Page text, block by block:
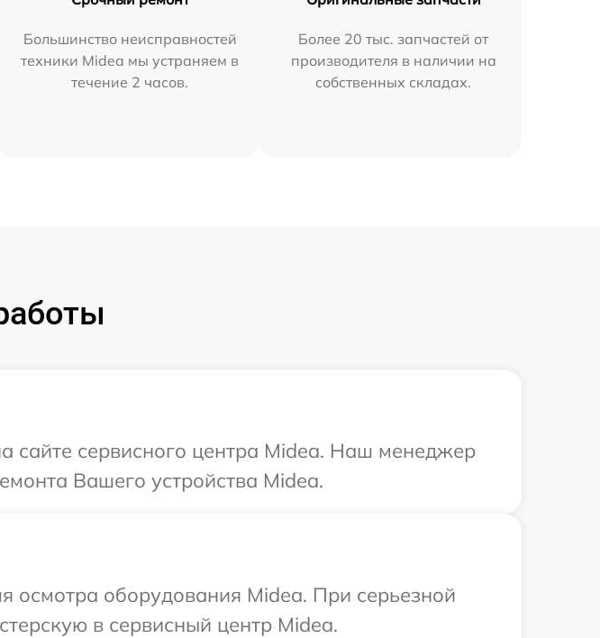
Большинство неисправностей
техники Midea мы устраняем в
течение 2 часов.
Более 20 тыс. запчастей от
производителя в наличии на
собственных складах.
сайте сервисного центра Midea. Наш менеджер
Вашего устройства Midea.
осмотра оборудования Midea. При серьезной
в сервисный центр Midea.